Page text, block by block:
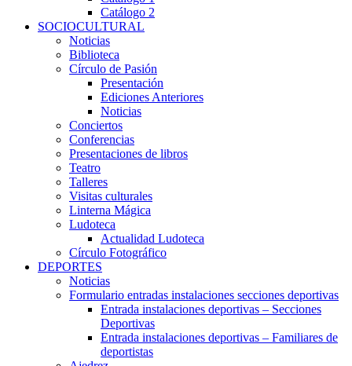
Catálogo 2
SOCIOCULTURAL
Noticias
Biblioteca
Círculo de Pasión
Presentación
Ediciones Anteriores
Noticias
Conciertos
Conferencias
Presentaciones de libros
Teatro
Talleres
Visitas culturales
Linterna Mágica
Ludoteca
Actualidad Ludoteca
Círculo Fotográfico
DEPORTES
Noticias
Formulario entradas instalaciones secciones deportivas
Entrada instalaciones deportivas – Secciones
Deportivas
Entrada instalaciones deportivas – Familiares de
deportistas